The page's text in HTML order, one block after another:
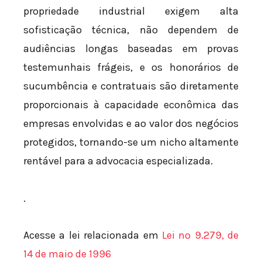
propriedade industrial exigem alta
sofisticação técnica, não dependem de
audiências longas baseadas em provas
testemunhais frágeis, e os honorários de
sucumbência e contratuais são diretamente
proporcionais à capacidade econômica das
empresas envolvidas e ao valor dos negócios
protegidos, tornando-se um nicho altamente
rentável para a advocacia especializada.
.
Acesse a lei relacionada em Lei nº 9.279, de
14 de maio de 1996